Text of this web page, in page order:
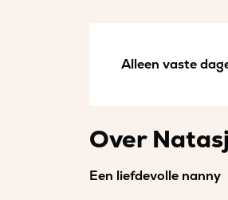
Alleen vaste
Over
Een liefdevolle nanny